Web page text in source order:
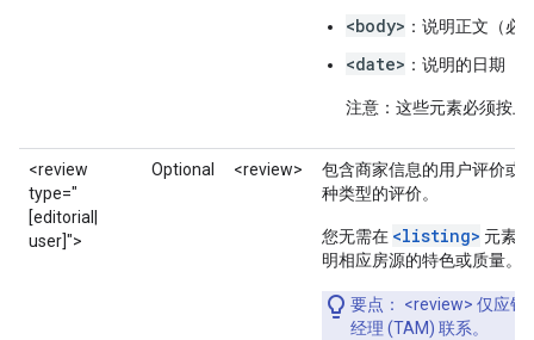
<body> ：说明正文（必
<date> ：说明的日期（
注意 ：这些元素必须按
<review
type="
[editorial|
user]">
Optional <review>
包含商家信息的用户评价或
种类型的评价。
您无需在 <listing> 元素
明相应房源的特色或质量。
要点 ： <review> 仅应
经理 (TAM) 联系。